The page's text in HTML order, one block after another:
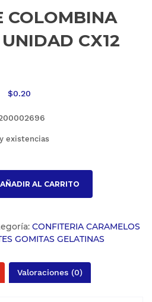
COLOMBINA
CX12
$0.20
existencias
AÑADIR AL CARRITO
CONFITERIA CARAMELOS
GOMITAS GELATINAS
Valoraciones (0)